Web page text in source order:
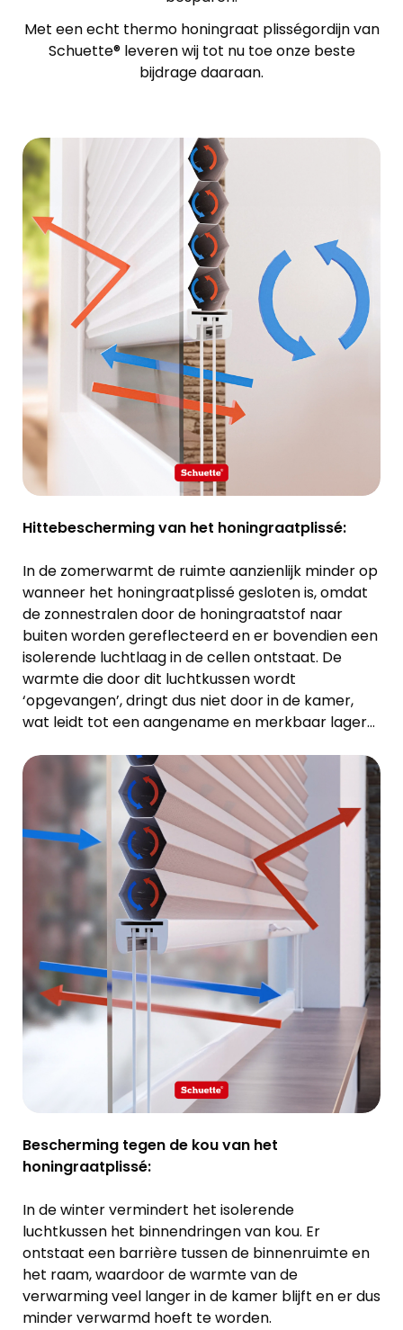
Met een echt thermo honingraat plisségordijn van
Schuette® leveren wij tot nu toe onze beste
bijdrage daaraan.
Hittebescherming van het honingraatplissé:
In de zomerwarmt de ruimte aanzienlijk minder op
wanneer het honingraatplissé gesloten is, omdat
de zonnestralen door de honingraatstof naar
buiten worden gereflecteerd en er bovendien een
isolerende luchtlaag in de cellen ontstaat. De
warmte die door dit luchtkussen wordt
‘opgevangen’, dringt dus niet door in de kamer,
wat leidt tot een aangename en merkbaar lagere
Bescherming tegen de kou van het
honingraatplissé:
In de winter vermindert het isolerende
luchtkussen het binnendringen van kou. Er
ontstaat een barrière tussen de binnenruimte en
het raam, waardoor de warmte van de
verwarming veel langer in de kamer blijft en er dus
minder verwarmd hoeft te worden.